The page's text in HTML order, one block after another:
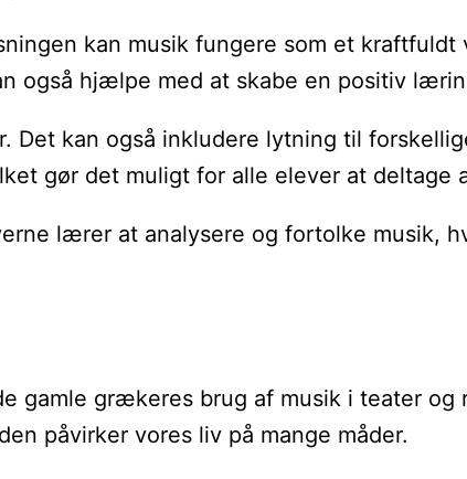
kan musik fungere som et
også hjælpe med at skabe en positiv
kan også inkludere lytning til
gør det muligt for alle elever at deltage
lærer at analysere og fortolke musik,
grækeres brug af musik i teater
påvirker vores liv på mange måder.